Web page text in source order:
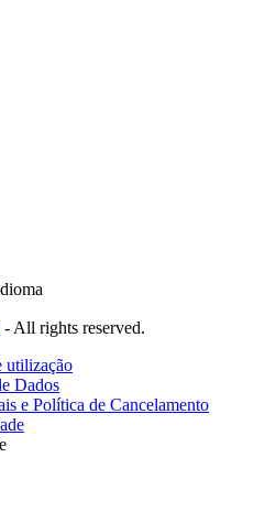
- All rights reserved.
utilização
Dados
e Política de Cancelamento